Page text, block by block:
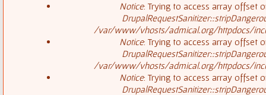
Notice: Trying to access array offset
/var/www/vhosts/admical.org/httpdocs/
Notice: Trying to access array offset
/var/www/vhosts/admical.org/httpdocs/
Notice: Trying to access array offset